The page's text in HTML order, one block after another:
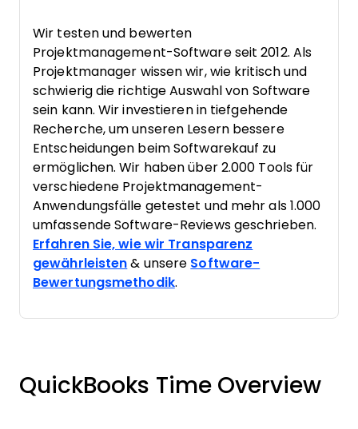
Wir testen und bewerten
Projektmanagement-Software seit 2012. Als
Projektmanager wissen wir, wie kritisch und
schwierig die richtige Auswahl von Software
sein kann. Wir investieren in tiefgehende
Recherche, um unseren Lesern bessere
Entscheidungen beim Softwarekauf zu
ermöglichen. Wir haben über 2.000 Tools für
verschiedene Projektmanagement-
Anwendungsfälle getestet und mehr als 1.000
umfassende Software-Reviews geschrieben.
Erfahren Sie, wie wir Transparenz
gewährleisten & unsere Software-
Bewertungsmethodik.
QuickBooks Time Overview